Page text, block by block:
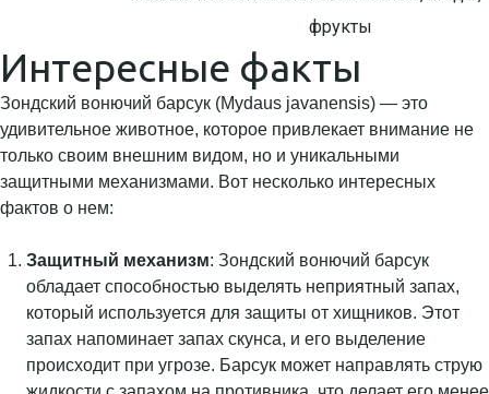
фрукты
Интересные факты
Зондский вонючий барсук (Mydaus javanensis) — это
удивительное животное, которое привлекает внимание не
только своим внешним видом, но и уникальными
защитными механизмами. Вот несколько интересных
фактов о нем:
Защитный механизм: Зондский вонючий барсук
обладает способностью выделять неприятный запах,
который используется для защиты от хищников. Этот
запах напоминает запах скунса, и его выделение
происходит при угрозе. Барсук может направлять струю